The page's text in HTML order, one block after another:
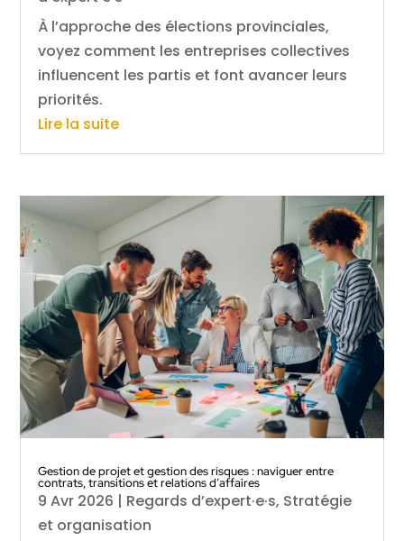
À l’approche des élections provinciales,
voyez comment les entreprises collectives
influencent les partis et font avancer leurs
priorités.
Lire la suite
Gestion de projet et gestion des risques : naviguer entre
contrats, transitions et relations d’affaires
9 Avr 2026 | Regards d’expert·e·s, Stratégie
et organisation